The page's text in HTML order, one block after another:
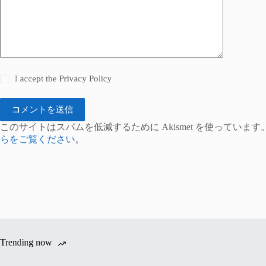
I accept thePrivacy Policy
コメントを送信
このサイトはスパムを低減するために Akismet を使っています。
らをご覧ください。
Trending now